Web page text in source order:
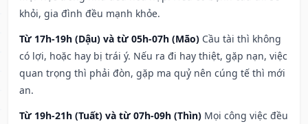
khỏi, gia đình đều mạnh khỏe.
Từ 17h-19h (Dậu) và từ 05h-07h (Mão) Cầu tài thì không
có lợi, hoặc hay bị trái ý. Nếu ra đi hay thiệt, gặp nạn, việc
quan trọng thì phải đòn, gặp ma quỷ nên cúng tế thì mới
an.
Từ 19h-21h (Tuất) và từ 07h-09h (Thìn) Mọi công việc đều